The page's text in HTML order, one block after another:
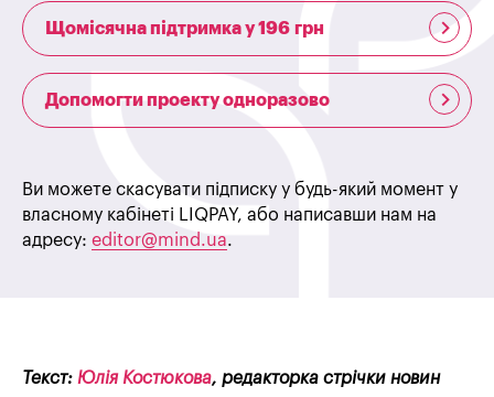
Щомісячна підтримка у 196 грн
Допомогти проекту одноразово
Ви можете скасувати підписку у будь-який момент у
власному кабінеті LIQPAY, або написавши нам на
адресу: editor@mind.ua.
Текст: Юлія Костюкова, редакторка стрічки новин